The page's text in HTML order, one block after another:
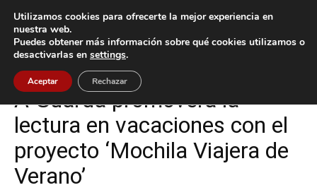
Inicio A Guarda
A Guarda Cultura / Ocio
A Guarda promoverá la
lectura en vacaciones con el
proyecto ‘Mochila Viajera de
Verano’
Utilizamos cookies para ofrecerte la mejor experiencia en
nuestra web.
Puedes obtener más información sobre qué cookies utilizamos o
desactivarlas en settings.
Aceptar Rechazar